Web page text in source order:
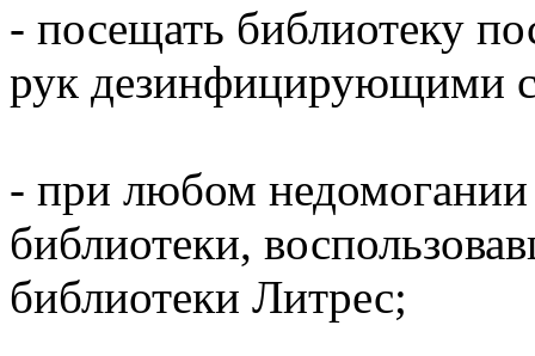
- посещать библиотеку
рук дезинфицирующими
- при любом недомогании
библиотеки,
библиотеки Литрес;